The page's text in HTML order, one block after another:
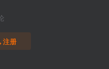
注册